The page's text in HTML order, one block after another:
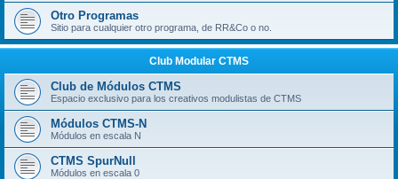
Otro Programas
Sitio para cualquier otro programa, de RR&Co o no.
Club Modular CTMS
Club de Módulos CTMS
Espacio exclusivo para los creativos modulistas de CTMS
Módulos CTMS-N
Módulos en escala N
CTMS SpurNull
Módulos en escala 0